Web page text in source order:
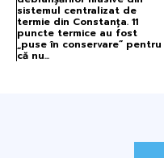
sistemul centralizat de
termie din Constanța. 11
puncte termice au fost
„puse în conservare” pentru
că nu...